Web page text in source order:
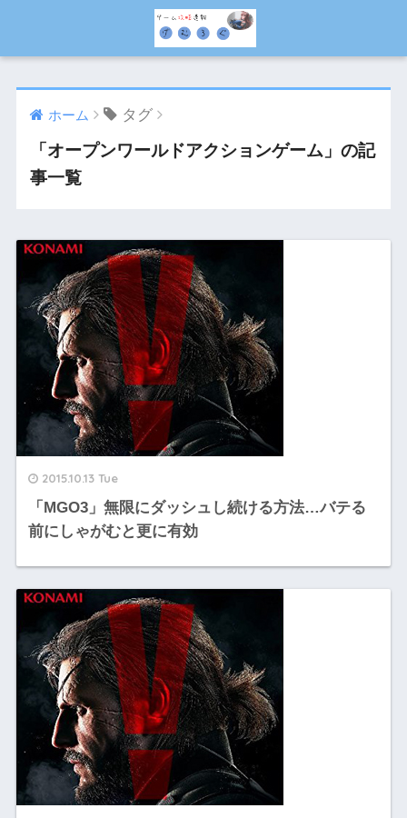
ホーム タグ
「オープンワールドアクションゲーム」の記
事一覧
2015.10.13 Tue
「MGO3」無限にダッシュし続ける方法…バテる
前にしゃがむと更に有効